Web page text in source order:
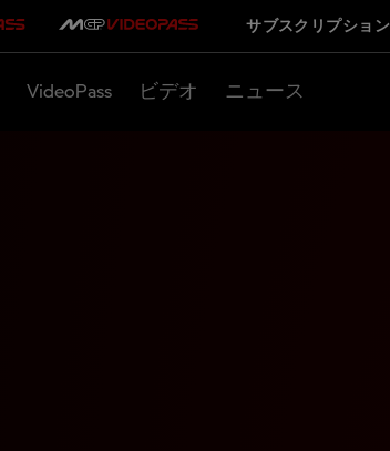
サブスクリプション
VideoPass ビデオ ニュース